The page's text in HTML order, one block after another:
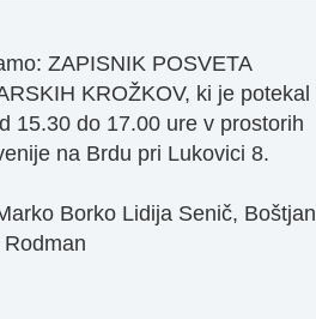
ZAPISNIK POSVETA
KROŽKOV, ki je potekal
15.30 do 17.00 ure v prostorih
na Brdu pri Lukovici 8.
Borko Lidija Senič, Boštjan